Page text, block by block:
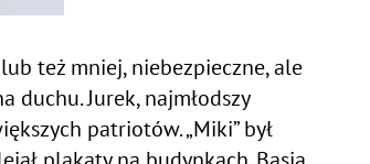
też mniej, niebezpieczne, ale
duchu. Jurek, najmłodszy
patriotów. „Miki” był